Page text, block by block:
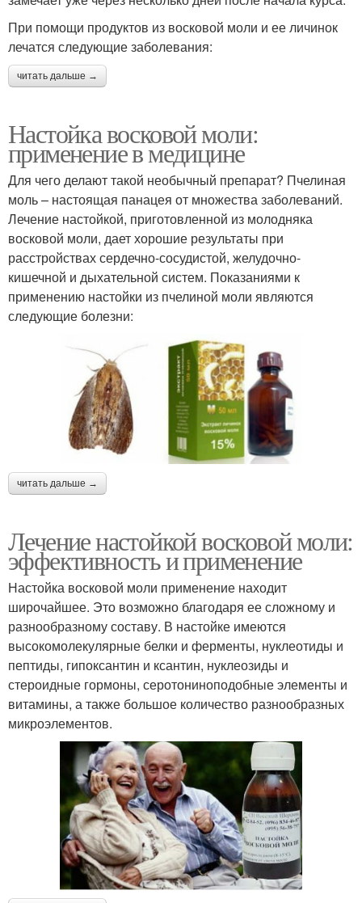
При помощи продуктов из восковой моли и ее личинок
лечатся следующие заболевания:
читать дальше →
Настойка восковой моли:
применение в медицине
Для чего делают такой необычный препарат? Пчелиная
моль – настоящая панацея от множества заболеваний.
Лечение настойкой, приготовленной из молодняка
восковой моли, дает хорошие результаты при
расстройствах сердечно-сосудистой, желудочно-
кишечной и дыхательной систем. Показаниями к
применению настойки из пчелиной моли являются
следующие болезни:
читать дальше →
Лечение настойкой восковой моли:
эффективность и применение
Настойка восковой моли применение находит
широчайшее. Это возможно благодаря ее сложному и
разнообразному составу. В настойке имеются
высокомолекулярные белки и ферменты, нуклеотиды и
пептиды, гипоксантин и ксантин, нуклеозиды и
стероидные гормоны, серотониноподобные элементы и
витамины, а также большое количество разнообразных
микроэлементов.